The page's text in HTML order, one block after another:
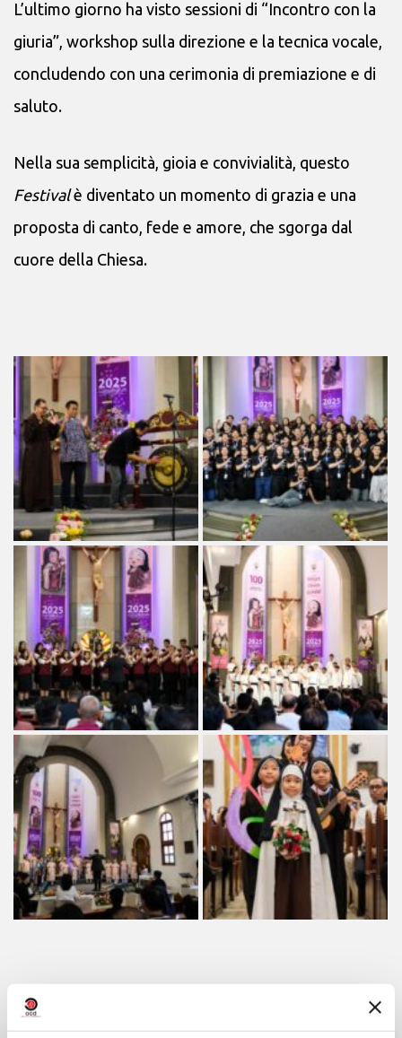
L’ultimo giorno ha visto sessioni di “Incontro con la
giuria”, workshop sulla direzione e la tecnica vocale,
concludendo con una cerimonia di premiazione e di
saluto.
Nella sua semplicità, gioia e convivialità, questo
Festivalè diventato un momento di grazia e una
proposta di canto, fede e amore, che sgorga dal
cuore della Chiesa.
Condividi su: